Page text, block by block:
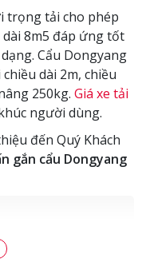
trọng tải cho phép
8m5 đáp ứng tốt
Cẩu Dongyang
dài 2m, chiều
250kg. Giá xe tải
người dùng.
đến Quý Khách
gắn cẩu Dongyang